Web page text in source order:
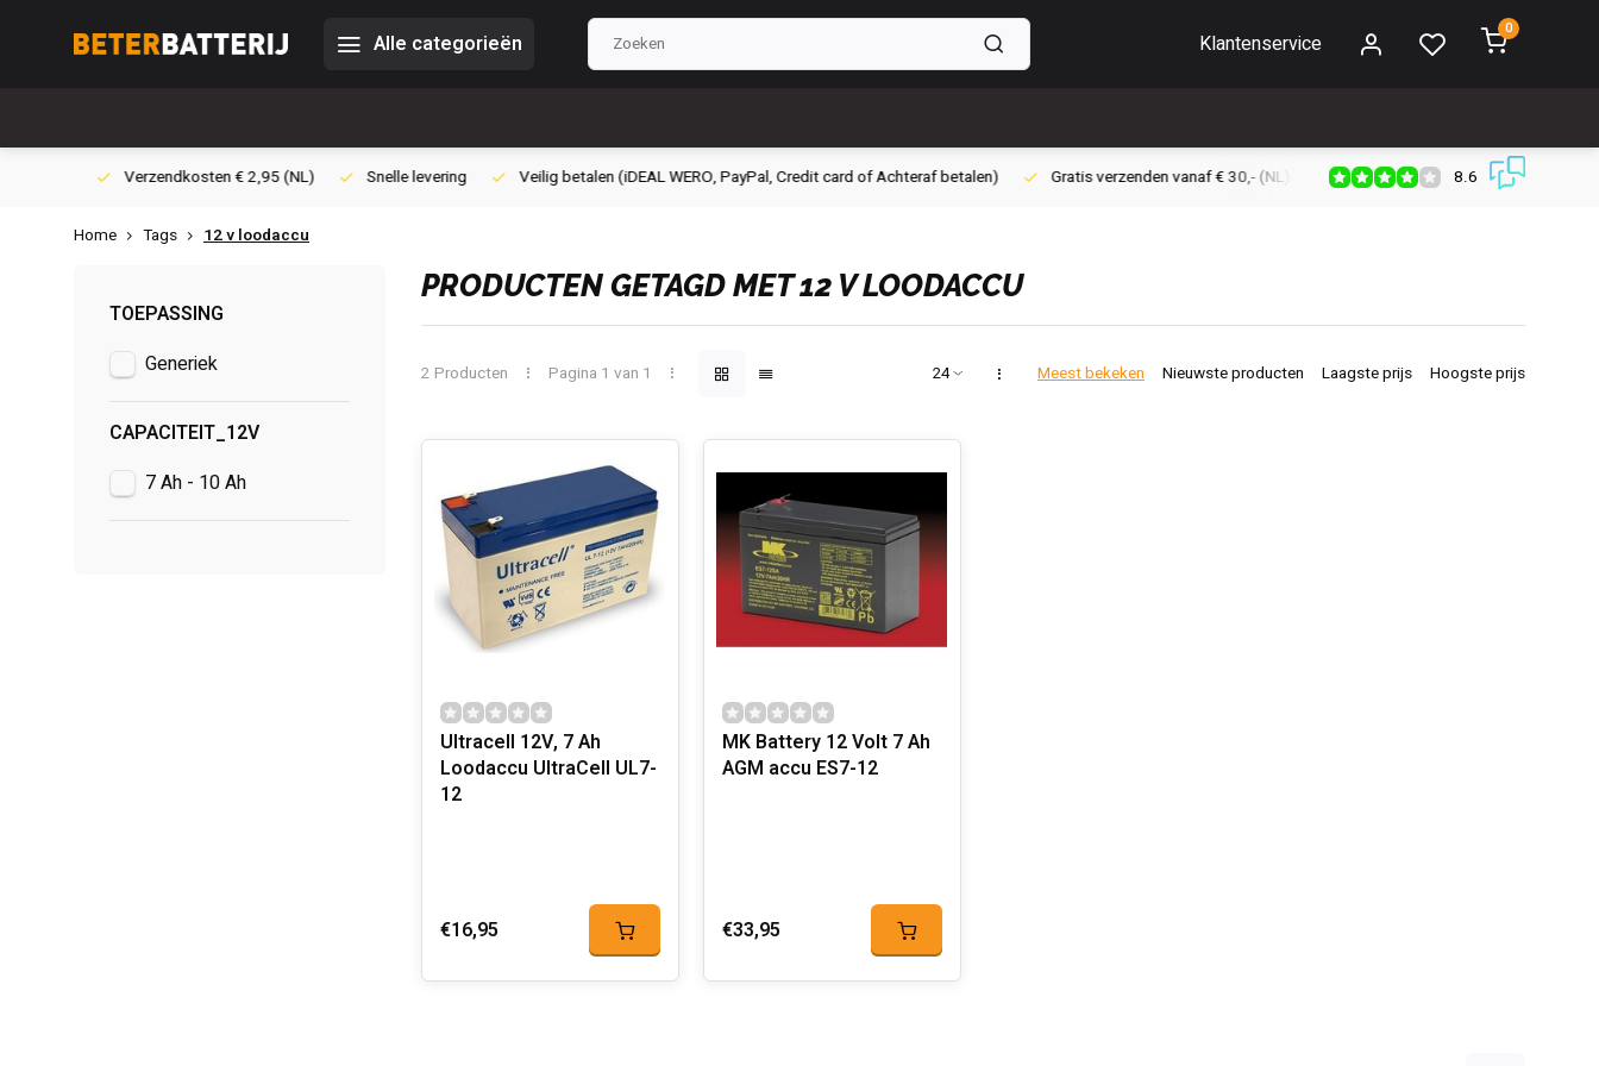
Alle categorieën Klantenservice
0
Verzendkosten € 2,95 (NL) Snelle levering Veilig betalen (iDEAL WERO, PayPal, Credit card of Achteraf betalen) Gratis verzenden vanaf € 30,- (NL) Verzendkosten € 2,95 (NL)
8.6
Home Tags 12 v loodaccu
TOEPASSING
Generiek
CAPACITEIT_12V
7 Ah - 10 Ah
PRODUCTEN GETAGD MET 12 V LOODACCU
2 Producten Pagina 1 van 1 Meest bekeken Nieuwste producten Laagste prijs Hoogste prijs
Ultracell 12V, 7 Ah
Loodaccu UltraCell UL7-
12
€16,95
MK Battery 12 Volt 7 Ah
AGM accu ES7-12
€33,95